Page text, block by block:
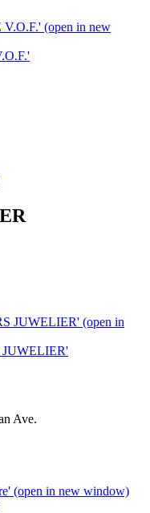
(open in new
JUWELIER' (open in
Ave.
(open in new window)